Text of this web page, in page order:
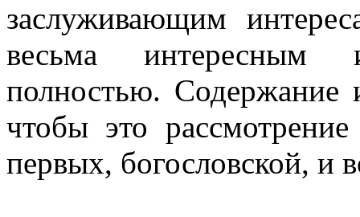
заслуживающим
весьма интересным
полностью. Содержание
чтобы это
первых, богословской, и